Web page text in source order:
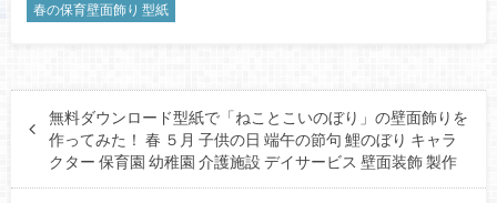
春の保育壁面飾り 型紙
無料ダウンロード型紙で「ねことこいのぼり」の壁面飾りを
作ってみた！ 春 ５月 子供の日 端午の節句 鯉のぼり キャラ
クター 保育園 幼稚園 介護施設 デイサービス 壁面装飾 製作